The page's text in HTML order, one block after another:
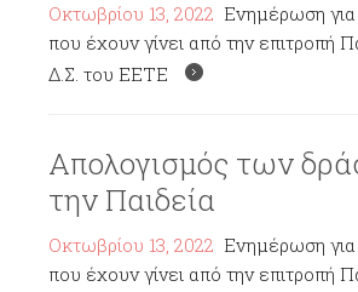
Οκτωβρίου 13, 2022 Ενημέρωση για
που έχουν γίνει από την επιτροπή
Δ.Σ. του ΕΕΤΕ
Απολογισμός των
την Παιδεία
Οκτωβρίου 13, 2022 Ενημέρωση για
που έχουν γίνει από την επιτροπή